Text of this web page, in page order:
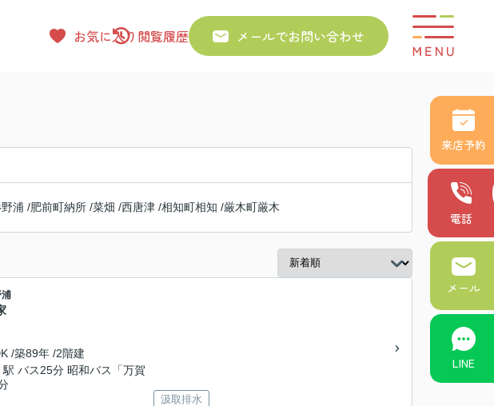
お気に入り 閲覧履歴 メールでお問い合わせ
来店予約
電話
メール
LINE
浦 /肥前町納所 /菜畑 /西唐津 /相知町相知 /厳木町厳木
浦
/築89年 /2階建
駅 バス25分 昭和バス「万賀
汲取排水